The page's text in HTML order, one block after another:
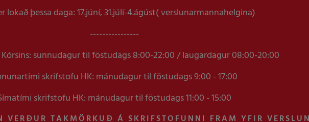
lokað þessa daga: 17.júní, 31.júlí-4.ágúst( verslunarmannahelgina)
----------------
sunnudagur til föstudags 8:00-22:00 / laugardagur 08:00-20:00
skrifstofu HK: mánudagur til föstudags 9:00 - 17:00
skrifstofu HK: mánudagur til föstudags 11:00 - 15:00
TAKMÖRKUÐ Á SKRIFSTOFUNNI FRAM YFIR